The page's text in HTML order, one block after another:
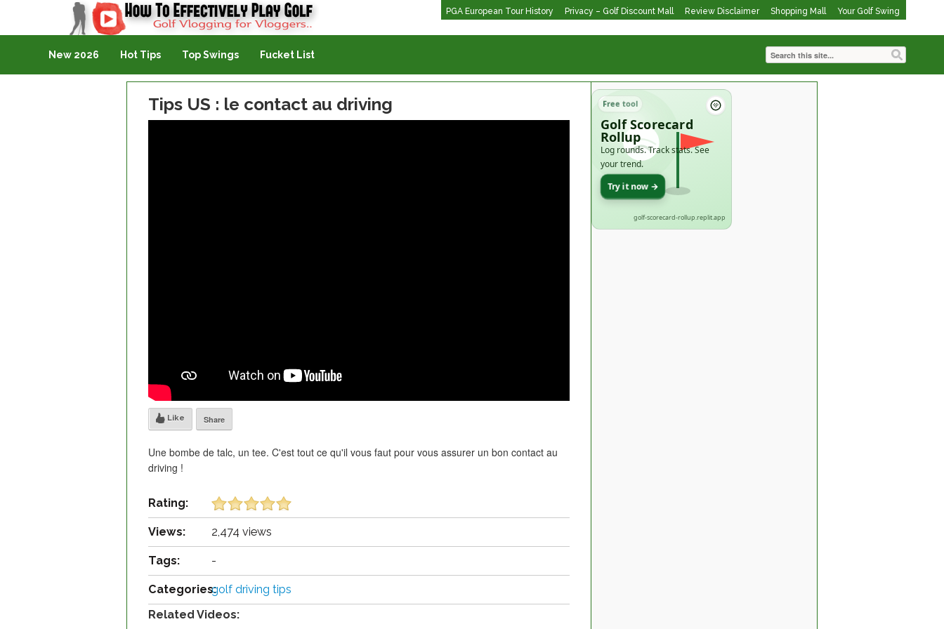
PGA European Tour History Privacy – Golf Discount Mall Review Disclaimer Shopping Mall Your Golf Swing
Golf Vlogging For Vlogging
New 2026 Hot Tips Top Swings Fucket List
Tips US : le contact au driving
Like Share
Une bombe de talc, un tee. C'est tout ce qu'il vous faut pour vous assurer un bon contact au
driving !
Rating:
Views: 2,474 views
Tags: -
Categories:golf driving tips
Related Videos:
Free tool
Golf Scorecard
Rollup
Log rounds. Track stats. See
your trend.
Try it now →
golf-scorecard-rollup.replit.app